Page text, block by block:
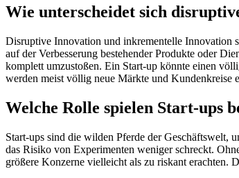
Wie unterscheidet sich
Disruptive Innovation und inkrementelle Innovation
auf der Verbesserung bestehender Produkte oder
komplett umzustoßen. Ein Start-up könnte einen
werden meist völlig neue Märkte und Kundenkreise
Welche Rolle spielen Start-ups
Start-ups sind die wilden Pferde der Geschäftswelt,
das Risiko von Experimenten weniger schreckt.
größere Konzerne vielleicht als zu riskant erachten.